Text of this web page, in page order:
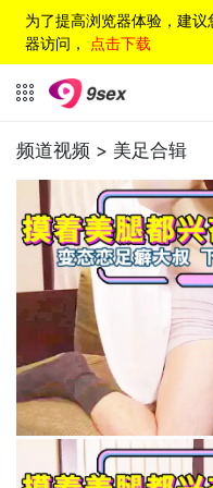
为了提高浏览器体验，建
器访问， 点击下载
频道视频 > 美足合辑